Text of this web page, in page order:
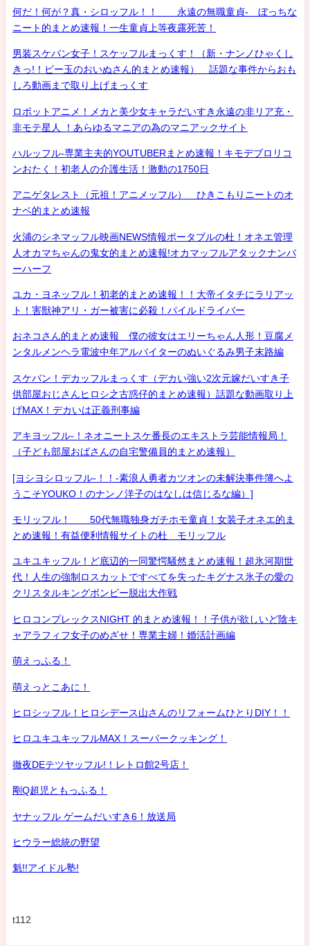
何だ！何が？真・シロッフル！！ 永遠の無職童貞- ぼっちな
ニート的まとめ速報！一生童貞上等夜露死苦！
男装スケバン女子！スケッフルまっくす！（新・ナンノひゃくし
きっ!！ビー玉のおいぬさん的まとめ速報） 話題な事件からおも
しろ動画まで取り上げまっくす
ロボットアニメ！メカと美少女キャラだいすき永遠の非リア充・
非モテ星人 ！あらゆるマニアの為のマニアックサイト
ハルッフル-専業主夫的YOUTUBERまとめ速報！キモデブロリコ
ンおたく！初老人の介護生活！激動の1750日
アニゲタレスト（元祖！アニメッフル） ひきこもりニートのオ
ナベ的まとめ速報
火浦のシネマッフル映画NEWS情報ポータブルの杜！オネエ管理
人オカマちゃんの鬼女的まとめ速報!オカマッフルアタックナンバ
ーハーフ
ユカ・ヨネッフル！初老的まとめ速報！！大帝イタチにラリアッ
ト！害獣神アリ・ガー被害に必殺！パイルドライバー
おネコさん的まとめ速報 僕の彼女はエリーちゃん人形！豆腐メ
ンタルメンヘラ電波中年アルバイターのぬいぐるみ男子末路編
スケバン！デカッフルまっくす（デカい強い2次元嫁だいすき子
供部屋おじさんヒロシ之古惑仔的まとめ速報）話題な動画取り上
げMAX！デカいは正義刑事編
アキヨッフル-！ネオニートスケ番長のエキストラ芸能情報局！
（子ども部屋おばさんの自宅警備員的まとめ速報）
[ヨシヨシロッフル-！！-素浪人勇者カツオンの未解決事件簿へよ
うこそYOUKO！のナンノ洋子のはなしは信じるな編）]
モリッフル！ 50代無職独身ガチホモ童貞！女装子オネエ的ま
とめ速報！有益便利情報サイトの杜 モリッフル
ユキユキッフル！ど底辺的一同驚愕騒然まとめ速報！超氷河期世
代！人生の強制ロスカットですべてを失ったキグナス氷子の愛の
クリスタルキングボンビー脱出大作戦
ヒロコンプレックスNIGHT 的まとめ速報！！子供が欲しいど陰キ
ャアラフィフ女子のめざせ！専業主婦！婚活計画編
萌えっふる！
萌えっとこあに！
ヒロシッフル！ヒロシデース山さんのリフォームひとりDIY！！
ヒロユキユキッフルMAX！スーパークッキング！
徹夜DEテツヤッフル!！レトロ館2号店！
剛Q超児ともっふる！
ヤナッフル ゲームだいすき6！放送局
ヒウラー総統の野望
魁!!アイドル塾!
t112